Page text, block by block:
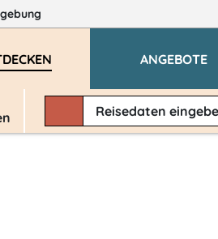
ANGEBOTE
Reisedaten